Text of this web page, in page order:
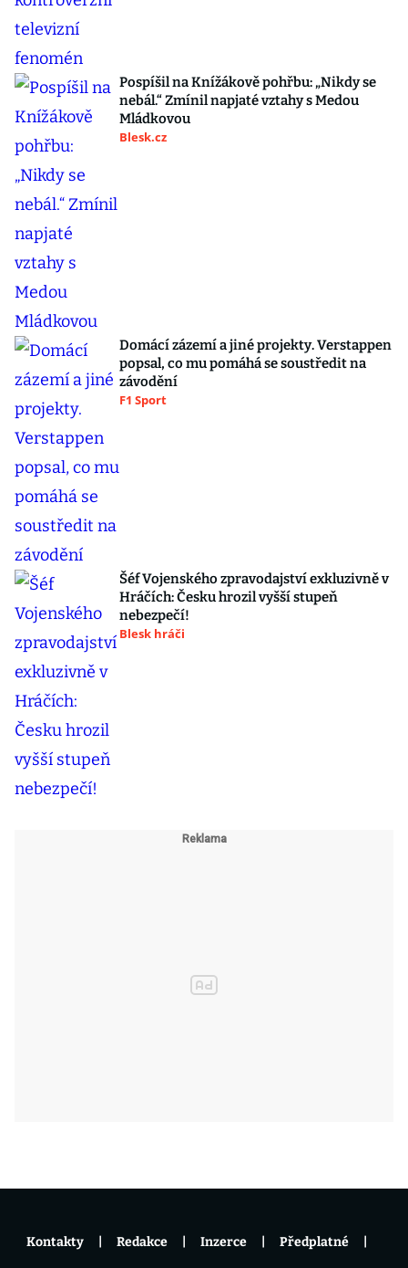
Pospíšil na Knížákově pohřbu: „Nikdy se
nebál.“ Zmínil napjaté vztahy s Medou
Mládkovou
Blesk.cz
Domácí zázemí a jiné projekty. Verstappen
popsal, co mu pomáhá se soustředit na
závodění
F1 Sport
Šéf Vojenského zpravodajství exkluzivně v
Hráčích: Česku hrozil vyšší stupeň
nebezpečí!
Blesk hráči
Kontakty Redakce Inzerce Předplatné